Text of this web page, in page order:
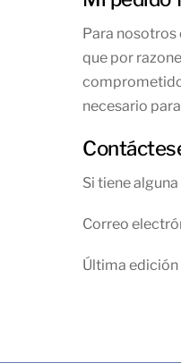
Para nosotros
que por
necesario
Si tiene
Correo
Última edición